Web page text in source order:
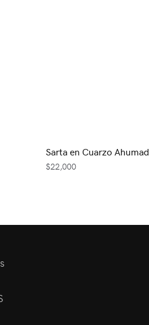
Sarta en Cuarzo
$22,000